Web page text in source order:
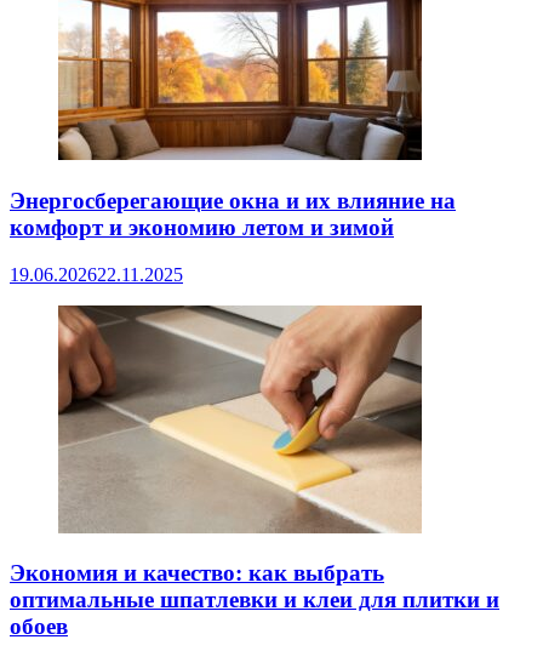
Энергосберегающие окна и их влияние на
комфорт и экономию летом и зимой
19.06.202622.11.2025
Экономия и качество: как выбрать
оптимальные шпатлевки и клеи для плитки и
обоев